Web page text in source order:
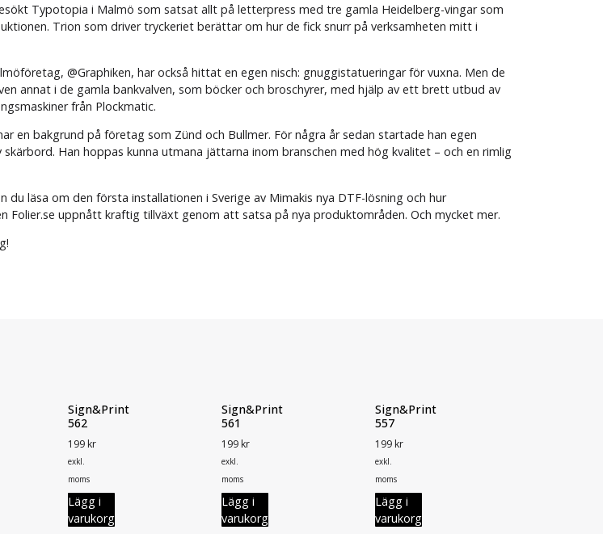
Typotopia i Malmö som satsat allt på letterpress med tre gamla Heidelberg-vingar som
Trion som driver tryckeriet berättar om hur de fick snurr på verksamheten mitt i
@Graphiken, har också hittat en egen nisch: gnuggistatueringar för vuxna. Men de
annat i de gamla bankvalven, som böcker och broschyrer, med hjälp av ett brett utbud av
från Plockmatic.
en bakgrund på företag som Zünd och Bullmer. För några år sedan startade han egen
skärbord. Han hoppas kunna utmana jättarna inom branschen med hög kvalitet – och en rimlig
du läsa om den första installationen i Sverige av Mimakis nya DTF-lösning och hur
Folier.se uppnått kraftig tillväxt genom att satsa på nya produktområden. Och mycket mer.
Sign&Print
562
199kr
exkl.
moms
Lägg i
varukorg
Sign&Print
561
199kr
exkl.
moms
Lägg i
varukorg
Sign&Print
557
199kr
exkl.
moms
Lägg i
varukorg